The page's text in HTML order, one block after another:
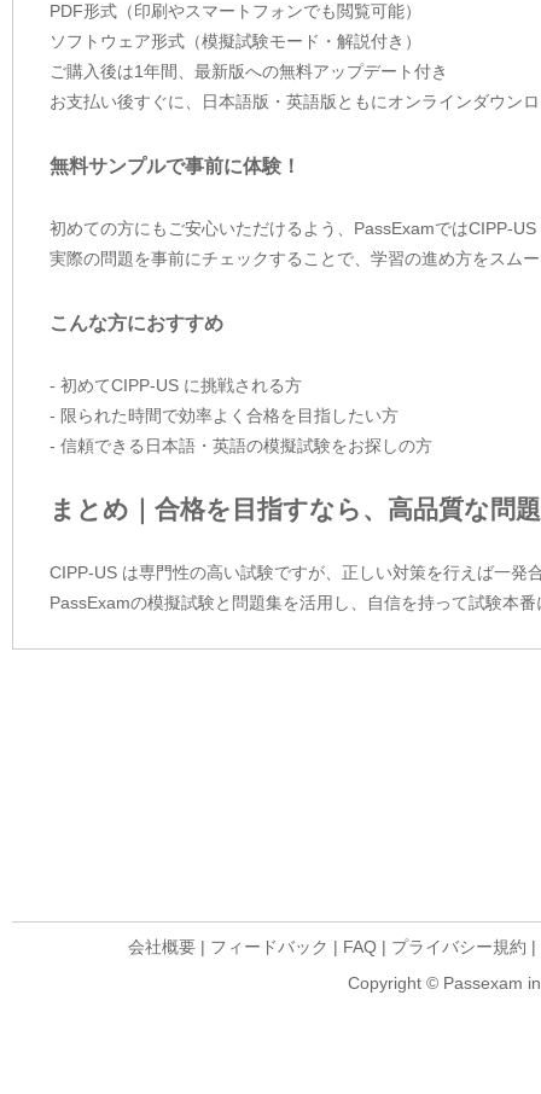
PDF形式（印刷やスマートフォンでも閲覧可能）
ソフトウェア形式（模擬試験モード・解説付き）
ご購入後は1年間、最新版への無料アップデート付き
お支払い後すぐに、日本語版・英語版ともにオンラインダウン
無料サンプルで事前に体験！
初めての方にもご安心いただけるよう、PassExamではCIPP-
実際の問題を事前にチェックすることで、学習の進め方をスム
こんな方におすすめ
- 初めてCIPP-US に挑戦される方
- 限られた時間で効率よく合格を目指したい方
- 信頼できる日本語・英語の模擬試験をお探しの方
まとめ｜合格を目指すなら、高品質な問
CIPP-US は専門性の高い試験ですが、正しい対策を行えば一発
PassExamの模擬試験と問題集を活用し、自信を持って試験本
会社概要 | フィードバック | FAQ | プライバシー規約 |
Copyright © Passexam